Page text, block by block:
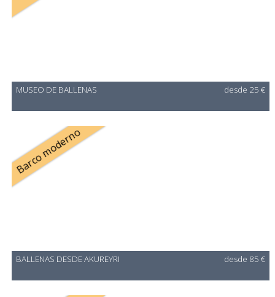
MUSEO DE BALLENAS desde 25 €
Barco moderno
BALLENAS DESDE AKUREYRI desde 85 €